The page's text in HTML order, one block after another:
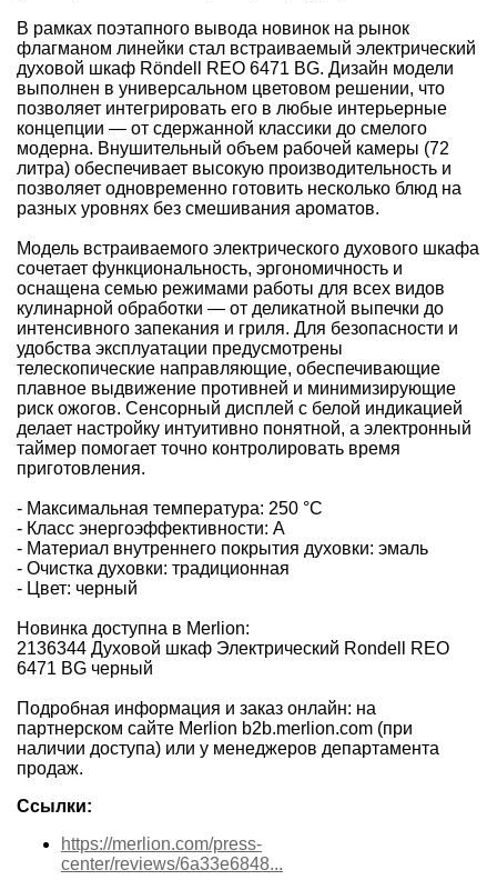
В рамках поэтапного вывода новинок на рынок
флагманом линейки стал встраиваемый электрический
духовой шкаф Röndell REO 6471 BG. Дизайн модели
выполнен в универсальном цветовом решении, что
позволяет интегрировать его в любые интерьерные
концепции — от сдержанной классики до смелого
модерна. Внушительный объем рабочей камеры (72
литра) обеспечивает высокую производительность и
позволяет одновременно готовить несколько блюд на
разных уровнях без смешивания ароматов.
Модель встраиваемого электрического духового шкафа
сочетает функциональность, эргономичность и
оснащена семью режимами работы для всех видов
кулинарной обработки — от деликатной выпечки до
интенсивного запекания и гриля. Для безопасности и
удобства эксплуатации предусмотрены
телескопические направляющие, обеспечивающие
плавное выдвижение противней и минимизирующие
риск ожогов. Сенсорный дисплей с белой индикацией
делает настройку интуитивно понятной, а электронный
таймер помогает точно контролировать время
приготовления.
- Максимальная температура: 250 °С
- Класс энергоэффективности: A
- Материал внутреннего покрытия духовки: эмаль
- Очистка духовки: традиционная
- Цвет: черный
Новинка доступна в Merlion:
2136344 Духовой шкаф Электрический Rondell REO
6471 BG черный
Подробная информация и заказ онлайн: на
партнерском сайте Merlion b2b.merlion.com (при
наличии доступа) или у менеджеров департамента
продаж.
Ссылки:
https://merlion.com/press-
center/reviews/6a33e6848...